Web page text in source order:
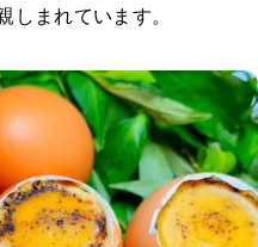
まれています。